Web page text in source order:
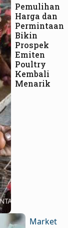
Pemulihan
Harga dan
Permintaan
Bikin
Prospek
Emiten
Poultry
Kembali
Menarik
Market